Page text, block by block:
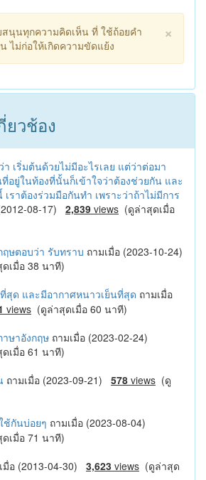
×
สนุนทุกความคิดเห็น ที่ ใช้ถ้อยคำ
ไม่ก่อให้เกิดความขัดแย้ง
ยวช้อง
เริ่มต้นด้วยไม่มีอะไรเลย แต่ว่าต่อมา
อยู่ในท้องที่นั้นก็เข้าใจว่าต้องช่วยกัน และ
ราต้องร่วมมือกันทำ เพราะว่าถ้าไม่มีการ
08-17) 2,839 views (ดูล่าสุดเมื่อ
ษตอบว่า รับทราบ ถามเมื่อ (2023-10-24)
เมื่อ 38 นาที)
สุด และมีอากาศหนาวเย็นที่สุด ถามเมื่อ
views (ดูล่าสุดเมื่อ 60 นาที)
ษาอังกฤษ ถามเมื่อ (2023-02-24)
เมื่อ 61 นาที)
ถามเมื่อ (2023-09-21) 578 views (ดู
ช้กันบ่อยๆ ถามเมื่อ (2023-08-04)
เมื่อ 71 นาที)
มื่อ (2013-04-30) 3,623 views (ดูล่าสุด